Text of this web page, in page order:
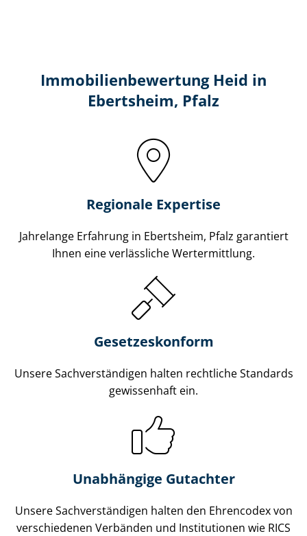
Immobilien­bewertung Heid in
Ebertsheim, Pfalz
Regionale Expertise
Jahrelange Erfahrung in Ebertsheim, Pfalz garantiert
Ihnen eine verlässliche Wertermittlung.
Gesetzes­konform
Unsere Sach­ver­stän­di­gen halten rechtliche Standards
gewissenhaft ein.
Unabhängige Gutachter
Unsere Sach­ver­stän­di­gen halten den Ehrencodex von
verschiedenen Verbänden und Institutionen wie RICS